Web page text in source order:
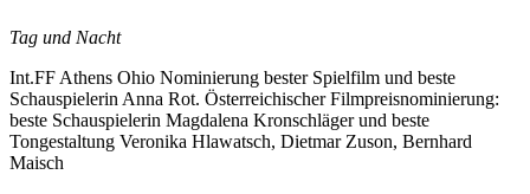
Tag und Nacht
Int.FF Athens Ohio Nominierung bester Spielfilm und beste
Schauspielerin Anna Rot. Österreichischer Filmpreisnominierung:
beste Schauspielerin Magdalena Kronschläger und beste
Tongestaltung Veronika Hlawatsch, Dietmar Zuson, Bernhard
Maisch